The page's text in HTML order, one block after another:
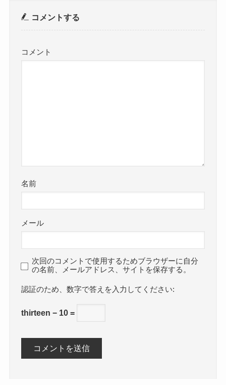
コメントする
コメント
名前
メール
次回のコメントで使用するためブラウザーに自分
の名前、メールアドレス、サイトを保存する。
数字で答えを入力してください:
thirteen − 10 =